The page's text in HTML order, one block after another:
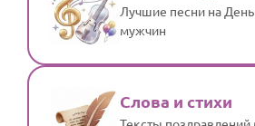
Лучшие песни на
мужчин
Слова и стихи